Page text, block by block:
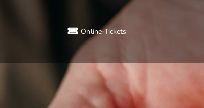
Online-Tickets